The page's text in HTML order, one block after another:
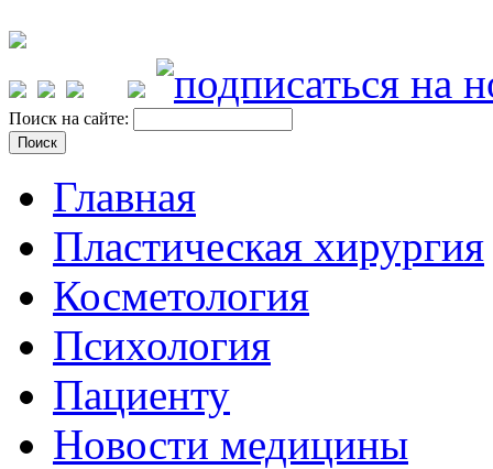
Поиск на сайте:
Главная
Пластическая хирургия
Косметология
Психология
Пациенту
Новости медицины